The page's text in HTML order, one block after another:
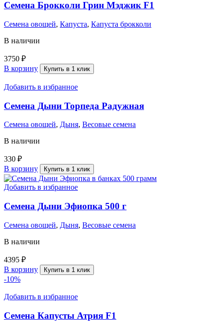
Семена Брокколи Грин Мэджик F1
Семена овощей, Капуста, Капуста брокколи
В наличии
3750 ₽
В корзину
Купить в 1 клик
Добавить в избранное
Семена Дыни Торпеда Радужная
Семена овощей, Дыня, Весовые семена
В наличии
330 ₽
В корзину
Купить в 1 клик
Добавить в избранное
Семена Дыни Эфиопка 500 г
Семена овощей, Дыня, Весовые семена
В наличии
4395 ₽
В корзину
Купить в 1 клик
-10%
Добавить в избранное
Семена Капусты Атрия F1